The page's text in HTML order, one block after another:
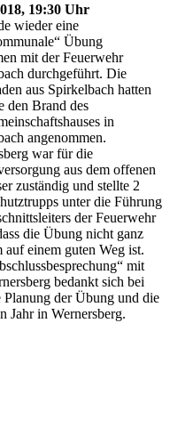
19:30 Uhr
wieder eine
Übung
mit der Feuerwehr
durchgeführt. Die
aus Spirkelbach hatten
den Brand des
in
angenommen.
war für die
aus dem offenen
zuständig und stellte 2
unter die Führung
der Feuerwehr
die Übung nicht ganz
einem guten Weg ist.
mit
bedankt sich bei
der Übung und die
Jahr in Wernersberg.